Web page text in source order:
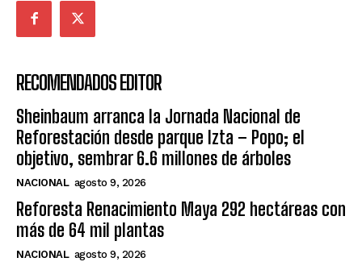
RECOMENDADOS EDITOR
Sheinbaum arranca la Jornada Nacional de
Reforestación desde parque Izta – Popo; el
objetivo, sembrar 6.6 millones de árboles
NACIONAL agosto 9, 2026
Reforesta Renacimiento Maya 292 hectáreas con
más de 64 mil plantas
NACIONAL agosto 9, 2026